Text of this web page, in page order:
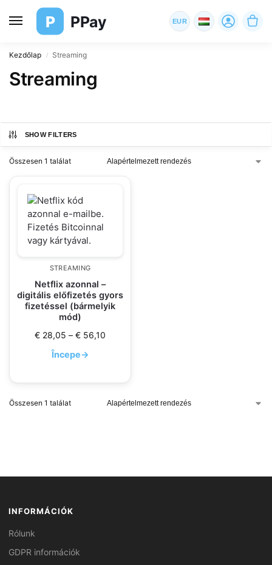
P PPay EUR
Kezdőlap / Streaming
Streaming
SHOW FILTERS
Összesen 1 találat
STREAMING
Netflix azonnal –
digitális előfizetés gyors
fizetéssel (bármelyik
mód)
€ 28,05 – € 56,10
Începe→
Összesen 1 találat
INFORMÁCIÓK
Rólunk
GDPR információk